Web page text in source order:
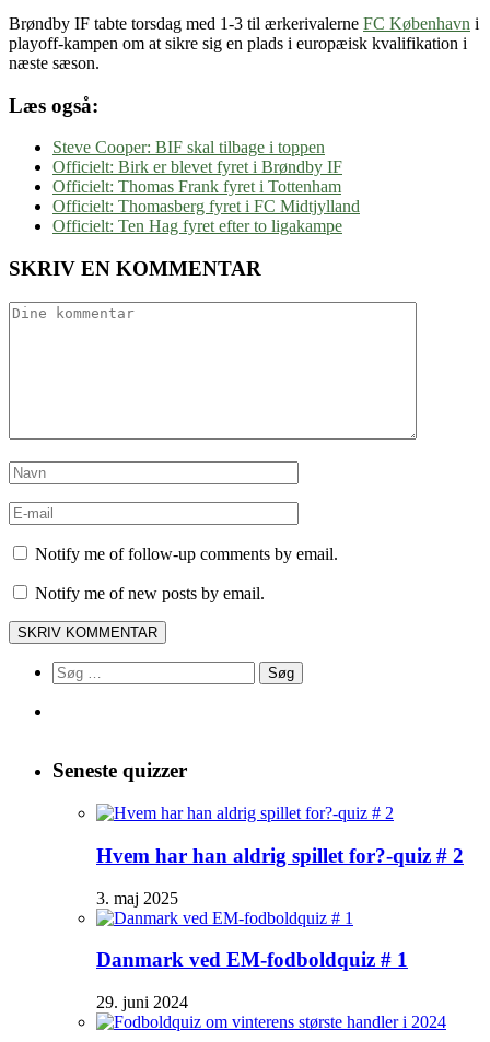
Brøndby IF tabte torsdag med 1-3 til ærkerivalerne FC København i
playoff-kampen om at sikre sig en plads i europæisk kvalifikation i
næste sæson.
Læs også:
Steve Cooper: BIF skal tilbage i toppen
Officielt: Birk er blevet fyret i Brøndby IF
Officielt: Thomas Frank fyret i Tottenham
Officielt: Thomasberg fyret i FC Midtjylland
Officielt: Ten Hag fyret efter to ligakampe
SKRIV EN KOMMENTAR
Notify me of follow-up comments by email.
Notify me of new posts by email.
Søg
efter:
Seneste quizzer
Hvem har han aldrig spillet for?-quiz # 2
3. maj 2025
Danmark ved EM-fodboldquiz # 1
29. juni 2024